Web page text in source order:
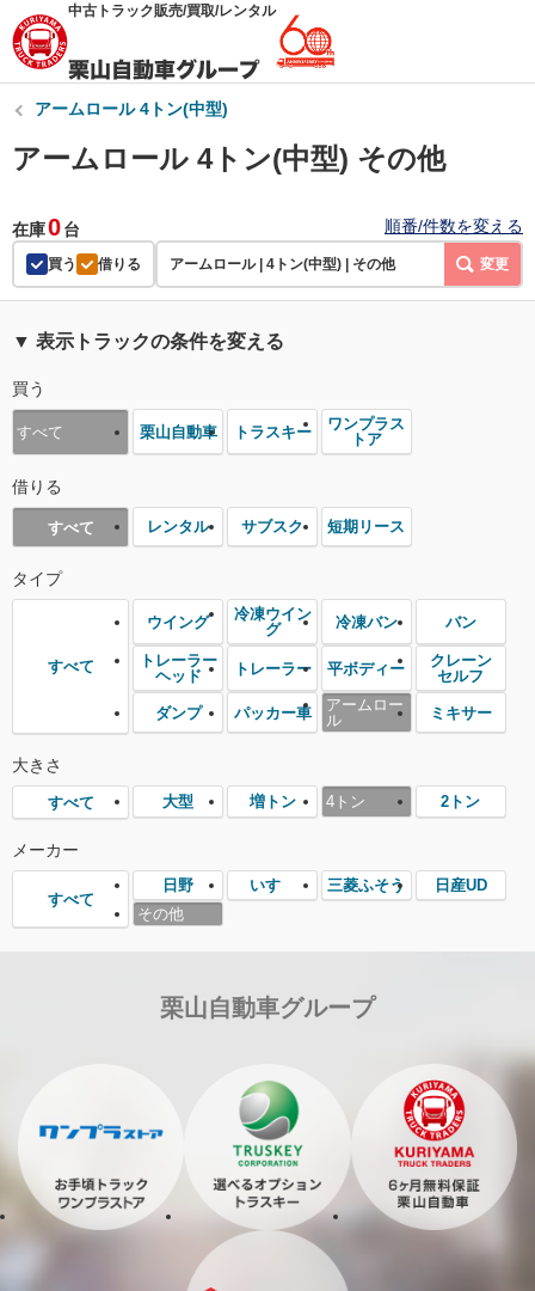
中古トラック販売/買取/レンタル
アームロール 4トン(中型)
アームロール 4トン(中型) その他
在庫0台 順番/件数を変える
買う 借りる アームロール | 4トン(中型) | その他 変更
▼ 表示トラックの条件を変える
買う
すべて 栗山自動車 トラスキー
ワンプラス
トア
借りる
すべて レンタル サブスク 短期リース
タイプ
すべて
ウイング
冷凍ウイン
グ
冷凍バン バン
トレーラー
ヘッド
トレーラー 平ボディー
クレーン
セルフ
ダンプ パッカー車
アームロー
ル
ミキサー
大きさ
すべて 大型 増トン 4トン 2トン
メーカー
すべて
日野 いすゞ 三菱ふそう
日産UD
その他
栗山自動車グループ